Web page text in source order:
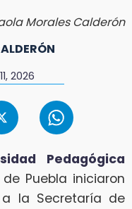
Morales Calderón
2026
Pedagógica
Puebla iniciaron
la Secretaría de